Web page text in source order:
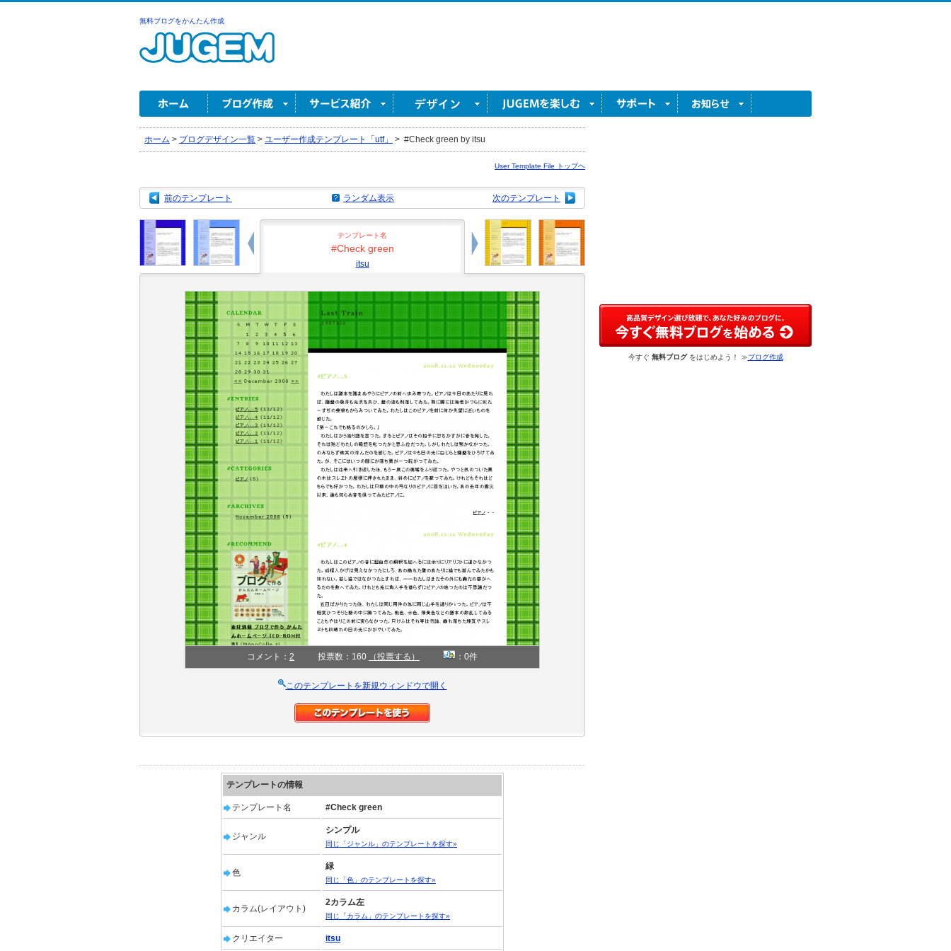
無料ブログをかんたん作成
ホーム > ブログデザイン一覧 > ユーザー作成テンプレート「utf」 > #Check green by itsu
User Template File トップヘ
前のテンプレート 次のテンプレート
ランダム表示
テンプレート名
#Check green
itsu
コメント： 2 投票数：160 （投票する） ：0件
このテンプレートを新規ウィンドウで開く
テンプレートの情報
テンプレート名 #Check green
ジャンル
シンプル
同じ「ジャンル」のテンプレートを探す»
色
緑
同じ「色」のテンプレートを探す»
カラム(レイアウト)
2カラム左
同じ「カラム」のテンプレートを探す»
クリエイター itsu
今すぐ 無料ブログをはじめよう！ ≫ブログ作成